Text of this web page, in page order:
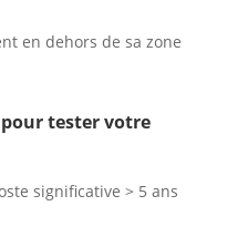
en dehors de sa zone
tester votre
significative > 5 ans